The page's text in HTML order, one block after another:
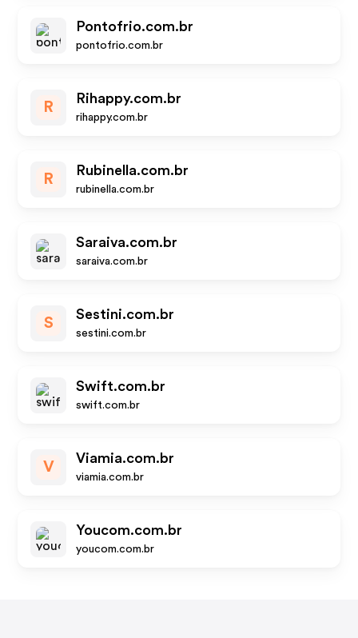
Pontofrio.com.br
pontofrio.com.br
R
Rihappy.com.br
rihappy.com.br
R
Rubinella.com.br
rubinella.com.br
Saraiva.com.br
saraiva.com.br
S
Sestini.com.br
sestini.com.br
Swift.com.br
swift.com.br
V
Viamia.com.br
viamia.com.br
Youcom.com.br
youcom.com.br